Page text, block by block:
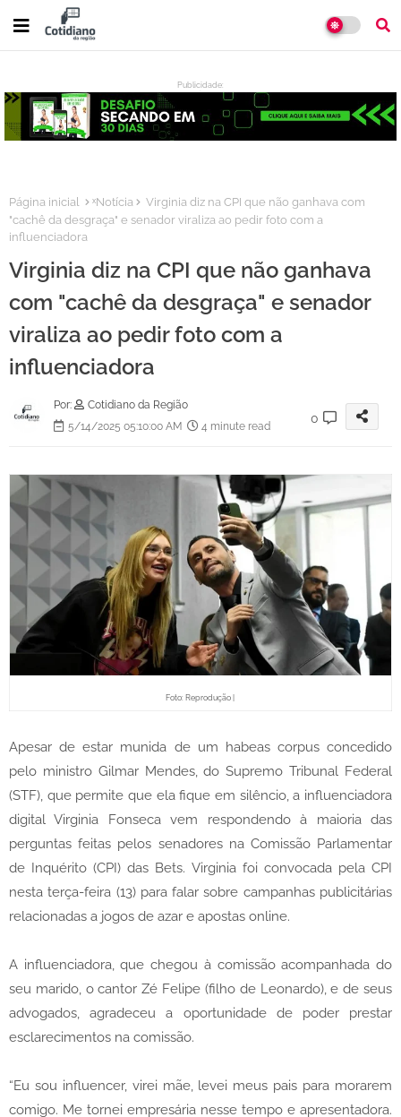
Publicidade:
:
Página inicial ˣNotícia
Virginia diz na CPI que não ganhava com
"cachê da desgraça" e senador viraliza ao pedir foto com a
influenciadora
Virginia diz na CPI que não ganhava
com "cachê da desgraça" e senador
viraliza ao pedir foto com a
influenciadora
Por:
Cotidiano da Região
5/14/2025 05:10:00 AM
4 minute read
0
Foto: Reprodução |
Apesar de estar munida de um habeas corpus concedido
pelo ministro Gilmar Mendes, do Supremo Tribunal Federal
(STF), que permite que ela fique em silêncio, a influenciadora
digital Virginia Fonseca vem respondendo à maioria das
perguntas feitas pelos senadores na Comissão Parlamentar
de Inquérito (CPI) das Bets. Virginia foi convocada pela CPI
nesta terça-feira (13) para falar sobre campanhas publicitárias
relacionadas a jogos de azar e apostas online.
A influenciadora, que chegou à comissão acompanhada do
seu marido, o cantor Zé Felipe (filho de Leonardo), e de seus
advogados, agradeceu a oportunidade de poder prestar
esclarecimentos na comissão.
“Eu sou influencer, virei mãe, levei meus pais para morarem
comigo. Me tornei empresária nesse tempo e apresentadora.